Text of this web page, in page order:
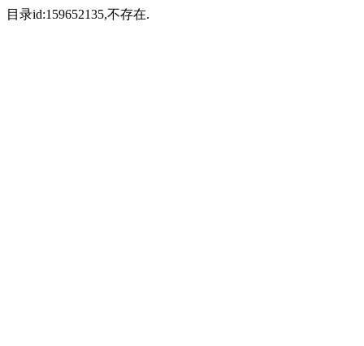
目录id:159652135,不存在.